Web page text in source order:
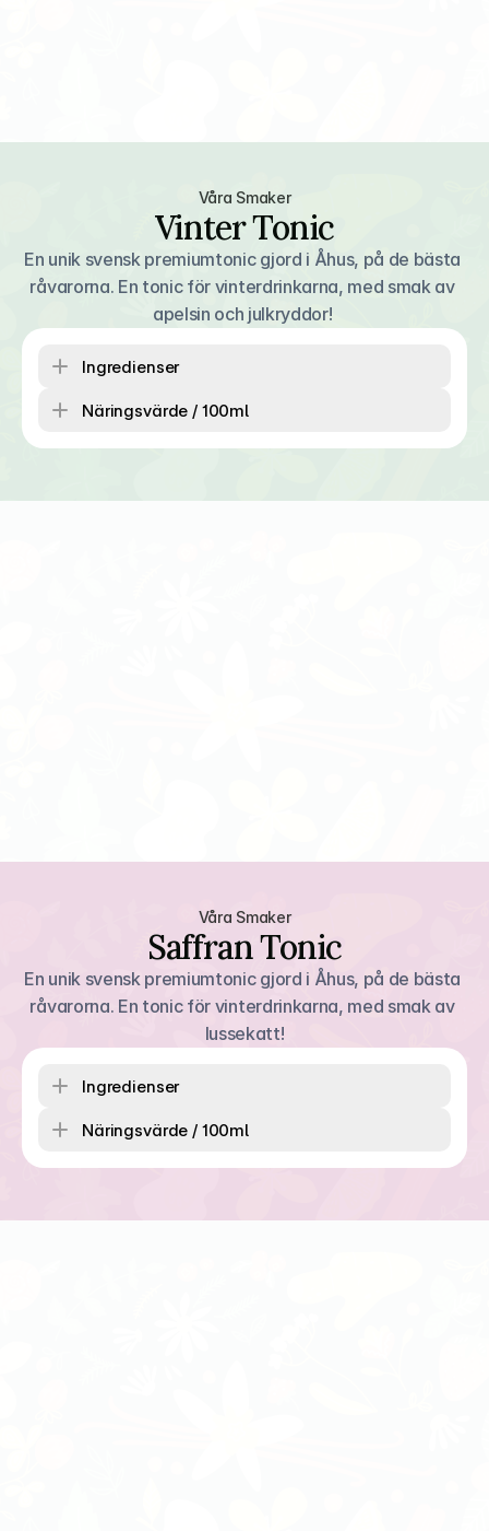
Våra Smaker
Vinter Tonic
En unik svensk premiumtonic gjord i Åhus, på de bästa
råvarorna. En tonic för vinterdrinkarna, med smak av
apelsin och julkryddor!
Ingredienser
Näringsvärde / 100ml
Våra Smaker
Saffran Tonic
En unik svensk premiumtonic gjord i Åhus, på de bästa
råvarorna. En tonic för vinterdrinkarna, med smak av
lussekatt!
Ingredienser
Näringsvärde / 100ml